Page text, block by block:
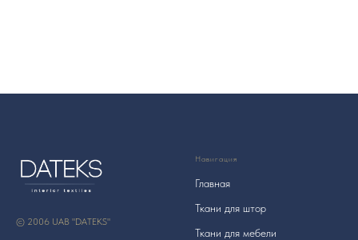
© 2006 UAB "DATEKS"
Навигация
Главная
Ткани для штор
Ткани для мебели